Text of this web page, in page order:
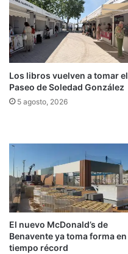
Los libros vuelven a tomar el
Paseo de Soledad González
5 agosto, 2026
El nuevo McDonald’s de
Benavente ya toma forma en
tiempo récord